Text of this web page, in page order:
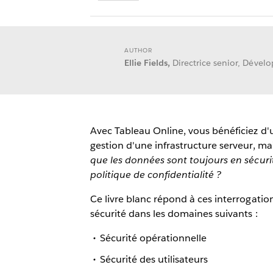
AUTHOR
Ellie Fields, Directrice senior,
Avec Tableau Online, vous bénéficiez
gestion d'une infrastructure serveur,
que les données sont toujours en
politique de confidentialité ?
Ce livre blanc répond à ces
sécurité dans les domaines suivants :
Sécurité opérationnelle
Sécurité des utilisateurs